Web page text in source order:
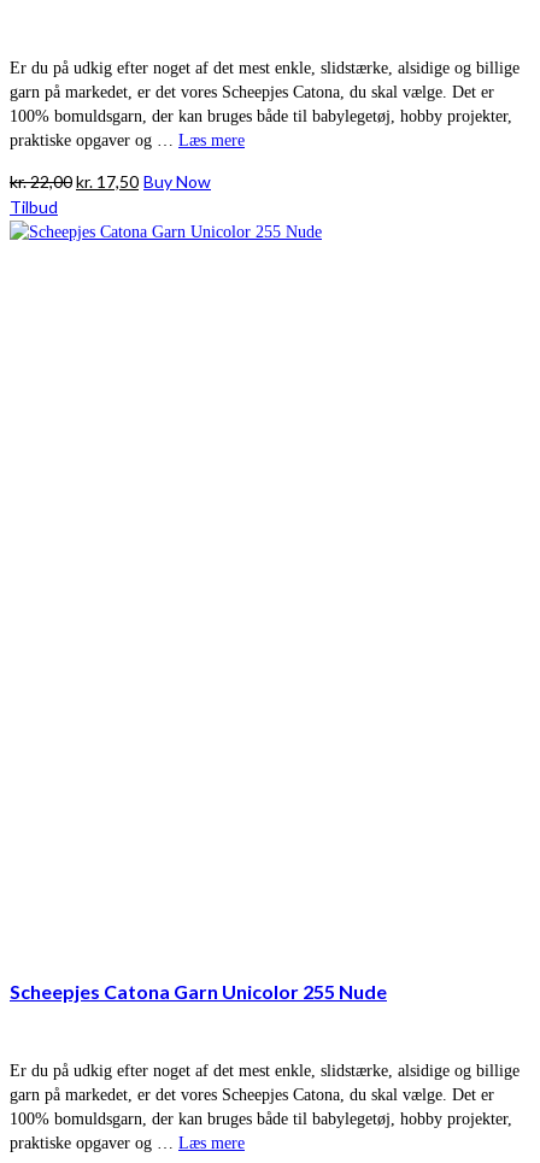
Er du på udkig efter noget af det mest enkle, slidstærke, alsidige og billige
garn på markedet, er det vores Scheepjes Catona, du skal vælge. Det er
100% bomuldsgarn, der kan bruges både til babylegetøj, hobby projekter,
praktiske opgaver og … Læs mere
kr.22,00Den
pris
kr. 17,50Den
pris
Buy Now
Tilbud
Scheepjes Catona Garn Unicolor 255 Nude
Er du på udkig efter noget af det mest enkle, slidstærke, alsidige og billige
garn på markedet, er det vores Scheepjes Catona, du skal vælge. Det er
100% bomuldsgarn, der kan bruges både til babylegetøj, hobby projekter,
praktiske opgaver og … Læs mere